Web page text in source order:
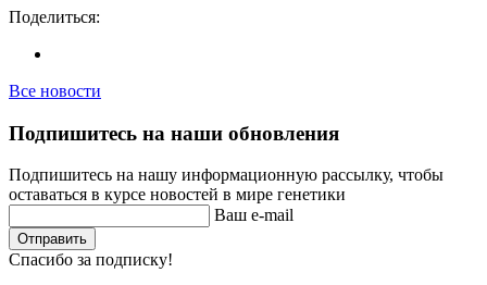
Поделиться:
Все новости
Подпишитесь на наши обновления
Подпишитесь на нашу информационную рассылку, чтобы
оставаться в курсе новостей в мире генетики
Ваш e-mail
Отправить
Спасибо за подписку!